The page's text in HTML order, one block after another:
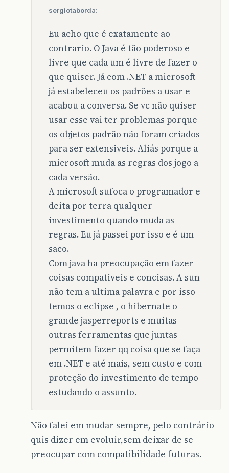
sergiotaborda:
Eu acho que é exatamente ao
contrario. O Java é tão poderoso e
livre que cada um é livre de fazer o
que quiser. Já com .NET a microsoft
já estabeleceu os padrões a usar e
acabou a conversa. Se vc não quiser
usar esse vai ter problemas porque
os objetos padrão não foram criados
para ser extensiveis. Aliás porque a
microsoft muda as regras dos jogo a
cada versão.
A microsoft sufoca o programador e
deita por terra qualquer
investimento quando muda as
regras. Eu já passei por isso e é um
saco.
Com java ha preocupação em fazer
coisas compativeis e concisas. A sun
não tem a ultima palavra e por isso
temos o eclipse , o hibernate o
grande jasperreports e muitas
outras ferramentas que juntas
permitem fazer qq coisa que se faça
em .NET e até mais, sem custo e com
proteção do investimento de tempo
estudando o assunto.
Não falei em mudar sempre, pelo contrário
quis dizer em evoluir,sem deixar de se
preocupar com compatibilidade futuras.